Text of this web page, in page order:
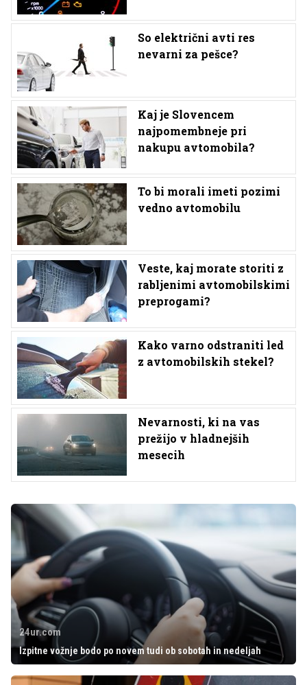
So električni avti res
nevarni za pešce?
Kaj je Slovencem
najpomembneje pri
nakupu avtomobila?
To bi morali imeti pozimi
vedno avtomobilu
Veste, kaj morate storiti z
rabljenimi avtomobilskimi
preprogami?
Kako varno odstraniti led
z avtomobilskih stekel?
Nevarnosti, ki na vas
prežijo v hladnejših
mesecih
24ur.com
Izpitne vožnje bodo po novem tudi ob sobotah in nedeljah